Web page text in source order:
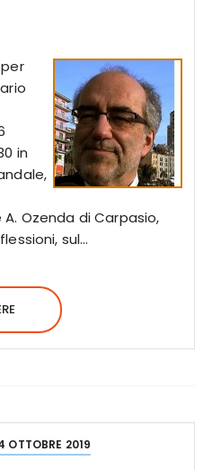
in
Ozenda di Carpasio,
sul…
OTTOBRE 2019